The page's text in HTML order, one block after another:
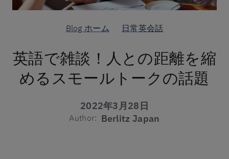
Blog ホーム 日常英会話
英語で雑談！人との距離を縮
めるスモールトークの話題
2022年3月28日
Author: Berlitz Japan